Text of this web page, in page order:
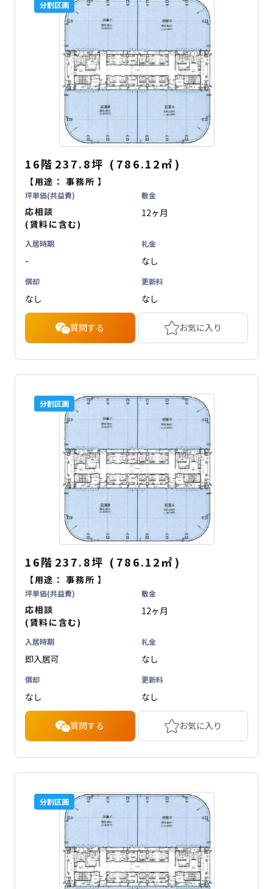
分割区画
16階 237.8坪 ( 786.12㎡ )
【用途：事務所 】
坪単価(共益費)
応相談
(賃料に含む)
敷金
12ヶ月
入居時期
-
礼金
なし
償却
なし
更新料
なし
質問する お気に入り
分割区画
16階 237.8坪 ( 786.12㎡ )
【用途：事務所 】
坪単価(共益費)
応相談
(賃料に含む)
敷金
12ヶ月
入居時期
即入居可
礼金
なし
償却
なし
更新料
なし
質問する お気に入り
分割区画